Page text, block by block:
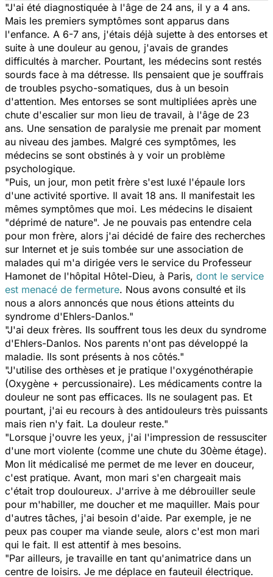
"J'ai été diagnostiquée à l'âge de 24 ans, il y a 4 ans.
Mais les premiers symptômes sont apparus dans
l'enfance. A 6-7 ans, j'étais déjà sujette à des entorses et
suite à une douleur au genou, j'avais de grandes
difficultés à marcher. Pourtant, les médecins sont restés
sourds face à ma détresse. Ils pensaient que je souffrais
de troubles psycho-somatiques, dus à un besoin
d'attention. Mes entorses se sont multipliées après une
chute d'escalier sur mon lieu de travail, à l'âge de 23
ans. Une sensation de paralysie me prenait par moment
au niveau des jambes. Malgré ces symptômes, les
médecins se sont obstinés à y voir un problème
psychologique.
"Puis, un jour, mon petit frère s'est luxé l'épaule lors
d'une activité sportive. Il avait 18 ans. Il manifestait les
mêmes symptômes que moi. Les médecins le disaient
"déprimé de nature". Je ne pouvais pas entendre cela
pour mon frère, alors j'ai décidé de faire des recherches
sur Internet et je suis tombée sur une association de
malades qui m'a dirigée vers le service du Professeur
Hamonet de l'hôpital Hôtel-Dieu, à Paris, dont le service
est menacé de fermeture. Nous avons consulté et ils
nous a alors annoncés que nous étions atteints du
syndrome d'Ehlers-Danlos."
"J'ai deux frères. Ils souffrent tous les deux du syndrome
d'Ehlers-Danlos. Nos parents n'ont pas développé la
maladie. Ils sont présents à nos côtés."
"J'utilise des orthèses et je pratique l'oxygénothérapie
(Oxygène + percussionaire). Les médicaments contre la
douleur ne sont pas efficaces. Ils ne soulagent pas. Et
pourtant, j'ai eu recours à des antidouleurs très puissants
mais rien n'y fait. La douleur reste."
"Lorsque j'ouvre les yeux, j'ai l'impression de ressusciter
d'une mort violente (comme une chute du 30ème étage).
Mon lit médicalisé me permet de me lever en douceur,
c'est pratique. Avant, mon mari s'en chargeait mais
c'était trop douloureux. J'arrive à me débrouiller seule
pour m'habiller, me doucher et me maquiller. Mais pour
d'autres tâches, j'ai besoin d'aide. Par exemple, je ne
peux pas couper ma viande seule, alors c'est mon mari
qui le fait. Il est attentif à mes besoins.
"Par ailleurs, je travaille en tant qu'animatrice dans un
centre de loisirs. Je me déplace en fauteuil électrique.